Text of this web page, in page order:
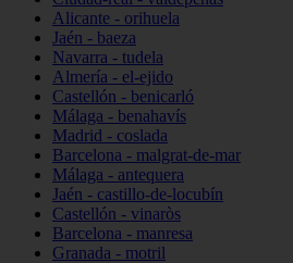
Alicante - orihuela
Jaén - baeza
Navarra - tudela
Almería - el-ejido
Castellón - benicarló
Málaga - benahavís
Madrid - coslada
Barcelona - malgrat-de-mar
Málaga - antequera
Jaén - castillo-de-locubín
Castellón - vinaròs
Barcelona - manresa
Granada - motril